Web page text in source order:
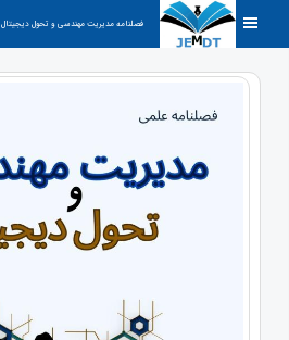
فصلنامه مدیریت مهندسی و تحول دیجیتال